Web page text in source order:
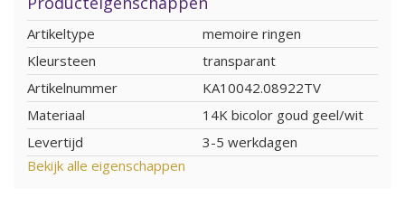
Artikeltype
memoire ringen
Kleursteen
transparant
Artikelnummer
KA10042.08922TV
Materiaal
14K bicolor goud geel/wit
Levertijd
3-5 werkdagen
Bekijk alle eigenschappen